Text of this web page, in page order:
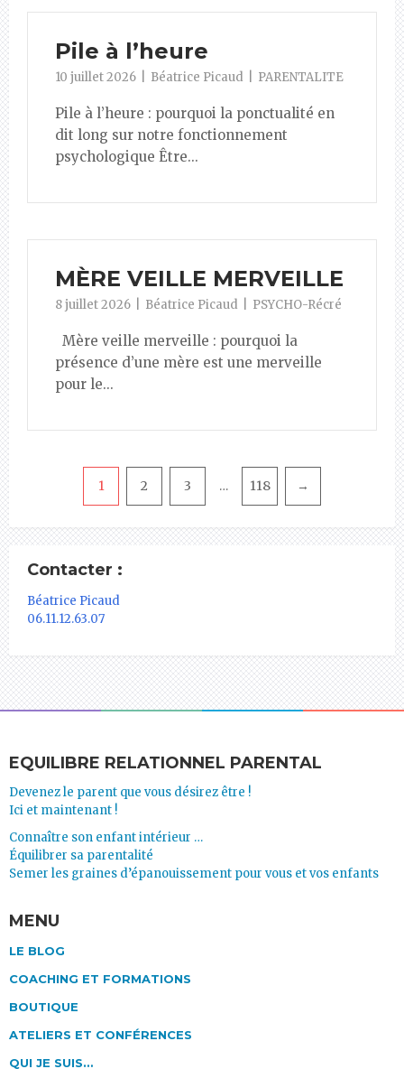
Pile à l’heure
10 juillet 2026 Béatrice Picaud PARENTALITE
Pile à l’heure : pourquoi la ponctualité en
dit long sur notre fonctionnement
psychologique Être...
MÈRE VEILLE MERVEILLE
8 juillet 2026 Béatrice Picaud PSYCHO-Récré
Mère veille merveille : pourquoi la
présence d’une mère est une merveille
pour le...
Pagination
1 2 3 … 118 →
Contacter :
Béatrice Picaud
06.11.12.63.07
EQUILIBRE RELATIONNEL PARENTAL
Devenez le parent que vous désirez être !
Ici et maintenant !
Connaître son enfant intérieur …
Équilibrer sa parentalité
Semer les graines d’épanouissement pour vous et vos enfants
MENU
LE BLOG
COACHING ET FORMATIONS
BOUTIQUE
ATELIERS ET CONFÉRENCES
QUI JE SUIS…